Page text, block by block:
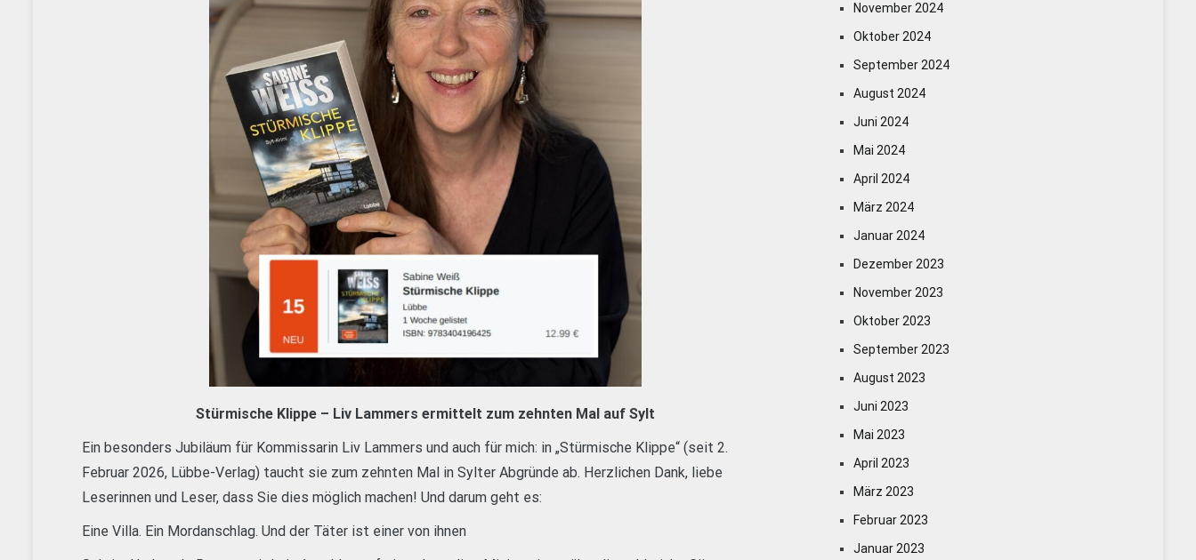
Stürmische Klippe – Liv Lammers ermittelt zum zehnten Mal auf Sylt
Ein besonders Jubiläum für Kommissarin Liv Lammers und auch für mich: in „Stürmische Klippe“ (seit 2.
Februar 2026, Lübbe-Verlag) taucht sie zum zehnten Mal in Sylter Abgründe ab. Herzlichen Dank, liebe
Leserinnen und Leser, dass Sie dies möglich machen! Und darum geht es:
Eine Villa. Ein Mordanschlag. Und der Täter ist einer von ihnen
November 2024
Oktober 2024
September 2024
August 2024
Juni 2024
Mai 2024
April 2024
März 2024
Januar 2024
Dezember 2023
November 2023
Oktober 2023
September 2023
August 2023
Juni 2023
Mai 2023
April 2023
März 2023
Februar 2023
Januar 2023